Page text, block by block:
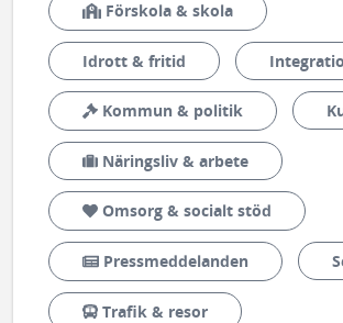
Förskola & skola
Idrott & fritid
Kommun & politik
Näringsliv & arbete
Omsorg & socialt stöd
Pressmeddelanden
Trafik & resor